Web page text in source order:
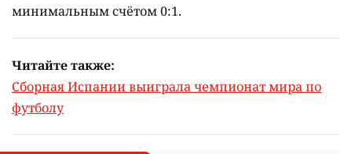
минимальным счётом 0:1.
Читайте также:
Сборная Испании выиграла чемпионат мира по
футболу